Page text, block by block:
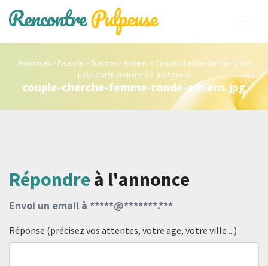
Annonces > Picardie >Somme >Amiens > Couple cherche femme ronde
pour soirée coquine à 3 sur Amiens
couple-cherche-femme-ronde-amiens.jpg
Répondre à l'annonce
Envoi un email à *****@*******.***
Réponse (précisez vos attentes, votre age, votre ville ...)